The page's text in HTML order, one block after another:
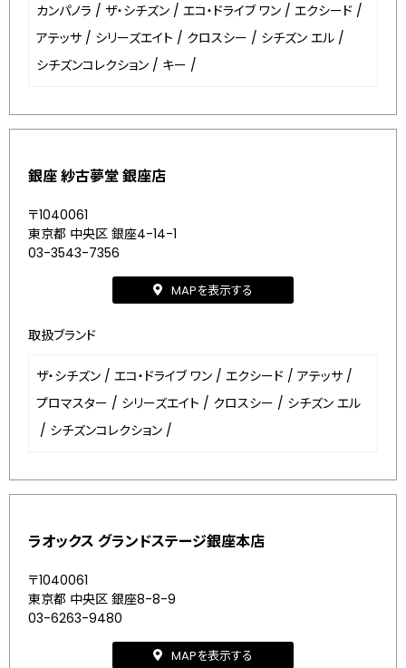
カンパノラ / ザ・シチズン / エコ・ドライブ ワン / エクシード /
アテッサ / シリーズエイト / クロスシー / シチズン エル /
シチズンコレクション / キー /
銀座 紗古夢堂 銀座店
〒1040061
東京都 中央区 銀座4-14-1
03-3543-7356
MAPを表示する
取扱ブランド
ザ・シチズン / エコ・ドライブ ワン / エクシード / アテッサ /
プロマスター / シリーズエイト / クロスシー / シチズン エル
/ シチズンコレクション /
ラオックス グランドステージ銀座本店
〒1040061
東京都 中央区 銀座8-8-9
03-6263-9480
MAPを表示する